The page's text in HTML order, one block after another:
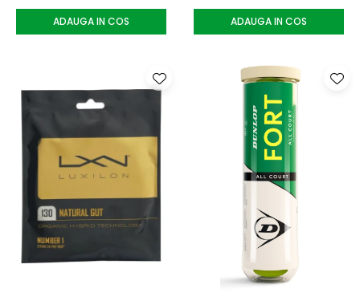
ADAUGA IN COS ADAUGA IN COS